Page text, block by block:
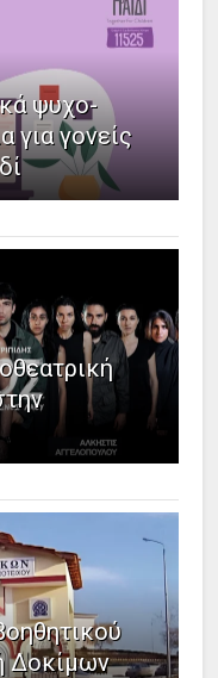
ψυχο-
για γονείς
Δοκίμων